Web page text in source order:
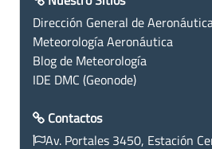
Dirección General de
Meteorología Aeronáutica
Blog de Meteorología
IDE DMC (Geonode)
Contactos
Av. Portales 3450, Estación